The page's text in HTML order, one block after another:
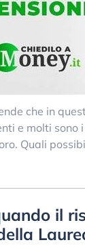
che in
e molti sono
Quali
il